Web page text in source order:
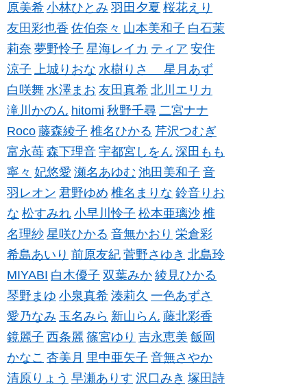
原美希 小林ひとみ 羽田夕夏 桜花えり
友田彩也香 佐伯奈々 山本美和子 白石茉
莉奈 夢野怜子 星海レイカ ティア 安住
涼子 上城りおな 水樹りさ 星月あず
白咲舞 水澤まお 友田真希 北川エリカ
滝川かのん hitomi 秋野千尋 二宮ナナ
Roco 藤森綾子 椎名ひかる 芹沢つむぎ
富永苺 森下理音 宇都宮しをん 深田もも
寧々 妃悠愛 瀬名あゆむ 池田美和子 音
羽レオン 君野ゆめ 椎名まりな 鈴音りお
な 松すみれ 小早川怜子 松本亜璃沙 椎
名理紗 星咲ひかる 音無かおり 栄倉彩
希島あいり 前原友紀 菅野さゆき 北島玲
MIYABI 白木優子 双葉みか 綾見ひかる
琴野まゆ 小泉真希 湊莉久 一色あずさ
愛乃なみ 玉名みら 新山らん 藤北彩香
鏡麗子 西条麗 篠宮ゆり 吉永恵美 飯岡
かなこ 杏美月 里中亜矢子 音無さやか
清原りょう 早瀬ありす 沢口みき 塚田詩